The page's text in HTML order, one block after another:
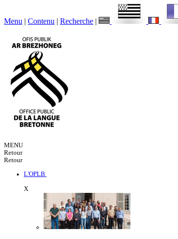
Menu | Contenu | Recherche |
MENU
Retour
Retour
L'OPLB
X